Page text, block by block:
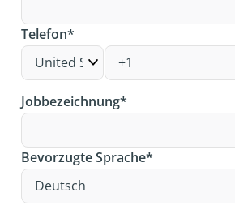
Telefon*
Jobbezeichnung*
Bevorzugte Sprache*